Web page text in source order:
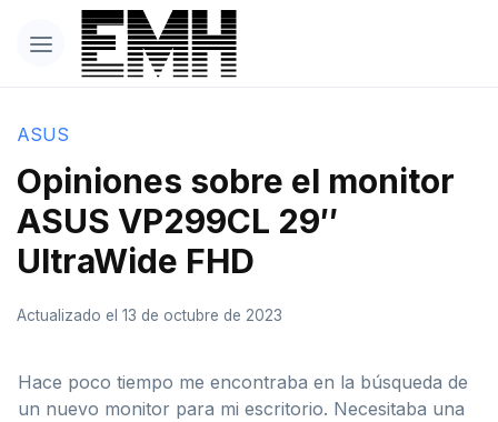
ASUS
Opiniones sobre el monitor
ASUS VP299CL 29″
UltraWide FHD
Actualizado el 13 de octubre de 2023
Hace poco tiempo me encontraba en la búsqueda de
un nuevo monitor para mi escritorio. Necesitaba una